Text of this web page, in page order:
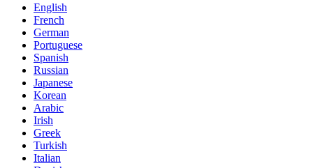
English
French
German
Portuguese
Spanish
Russian
Japanese
Korean
Arabic
Irish
Greek
Turkish
Italian